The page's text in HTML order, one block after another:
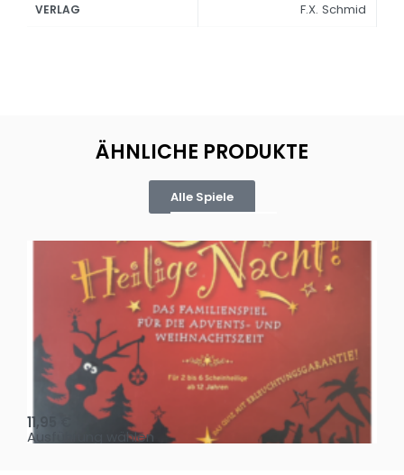
VERLAG F.X. Schmid
ÄHNLICHE PRODUKTE
Alle Spiele
Oh, heilige Nacht!
11,95
Ausführung wählen